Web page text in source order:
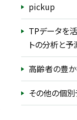
pickup
TPデータを
トの分析と予
高齢者の豊
その他の個